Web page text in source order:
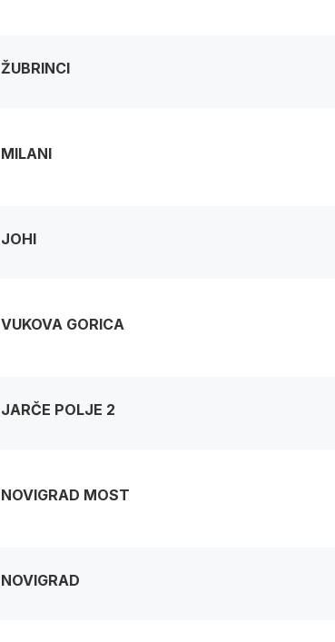
ŽUBRINCI
MILANI
JOHI
VUKOVA GORICA
JARČE POLJE 2
NOVIGRAD MOST
NOVIGRAD